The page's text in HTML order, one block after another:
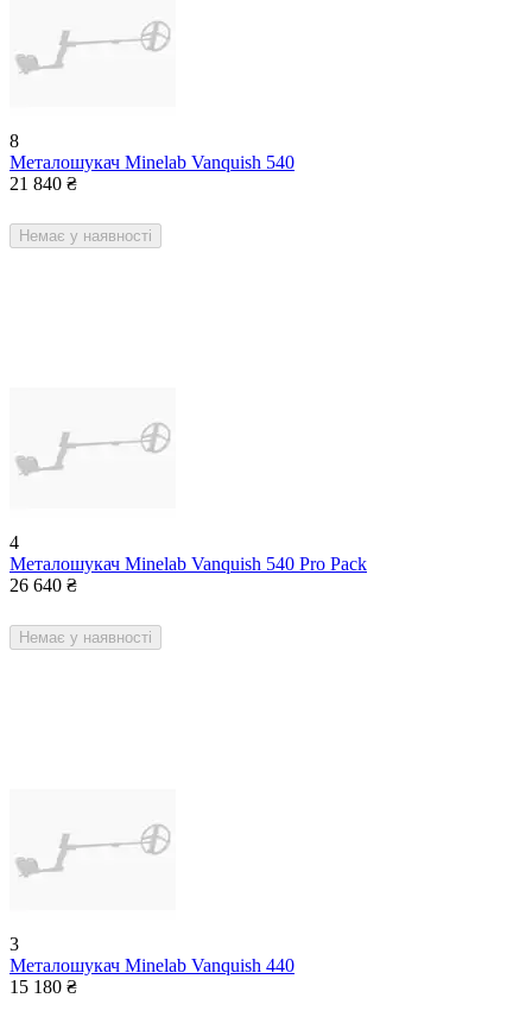
8
Металошукач Minelab Vanquish 540
21 840 ₴
Немає у наявності
4
Металошукач Minelab Vanquish 540 Pro Pack
26 640 ₴
Немає у наявності
3
Металошукач Minelab Vanquish 440
15 180 ₴